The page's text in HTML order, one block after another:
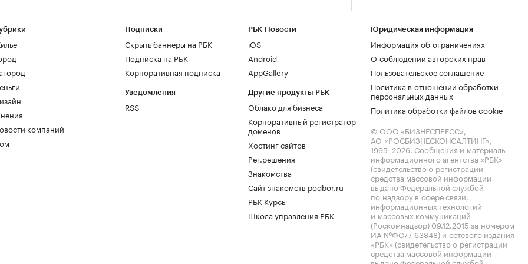
компаний
Подписки
Скрыть баннеры на РБК
Подписка на РБК
Корпоративная подписка
Уведомления
RSS
РБК Новости
iOS
Android
AppGallery
Другие продукты РБК
Облако для бизнеса
Корпоративный регистратор
доменов
Хостинг сайтов
Рег.решения
Знакомства
Сайт знакомств podbor.ru
РБК Курсы
Школа управления РБК
Юридическая информация
Информация об ограничениях
О соблюдении авторских прав
Пользовательское соглашение
Политика в отношении обработки
персональных данных
Политика обработки файлов cookie
© ООО «БИЗНЕСПРЕСС»,
АО «РОСБИЗНЕСКОНСАЛТИНГ»,
1995–2026. Сообщения и материалы
информационного агентства «РБК»
(свидетельство о регистрации
средства массовой информации
выдано Федеральной службой
по надзору в сфере связи,
информационных технологий
и массовых коммуникаций
(Роскомнадзор) 09.12.2015 за номером
ИА №ФС77-63848) и сетевого издания
«РБК» (свидетельство о регистрации
средства массовой информации